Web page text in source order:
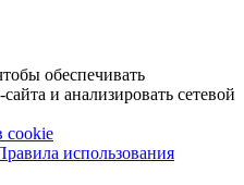
обеспечивать
и анализировать сетевой
cookie
использования